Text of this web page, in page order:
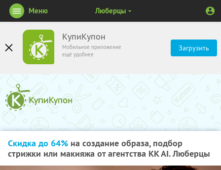
КупиКупон
Мобильное приложение
ещё удобнее
Загрузить
Меню Люберцы
Скидка до 64% на создание образа, подбор
стрижки или макияжа от агентства KK AI. Люберцы